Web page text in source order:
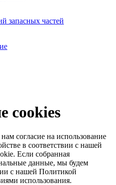
cookies
согласие на использование
в соответствии с нашей
Если собранная
данные, мы будем
с нашей Политикой
использования.